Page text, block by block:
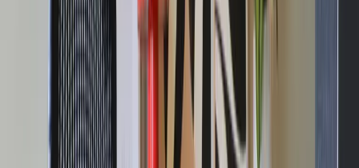
Köp
exkl. moms
Hyr
Hyr från
i lager